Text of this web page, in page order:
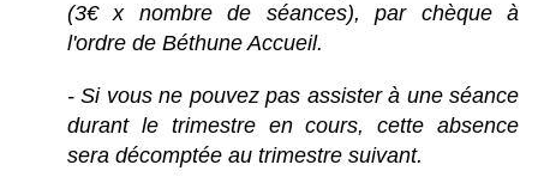
(3€ x nombre de séances), par chèque à
l'ordre de Béthune Accueil.
- Si vous ne pouvez pas assister à une séance
durant le trimestre en cours, cette absence
sera décomptée au trimestre suivant.